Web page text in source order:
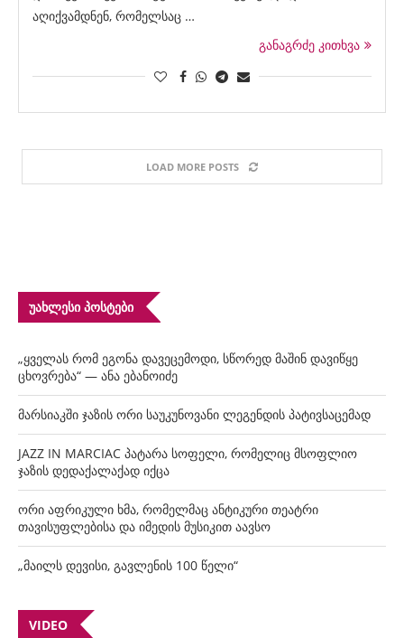
აღიქვამდნენ, რომელსაც …
განაგრძე კითხვა
LOAD MORE POSTS
ᲣᲐᲮᲚᲔᲡᲘ ᲞᲝᲡᲢᲔᲑᲘ
„ყველას რომ ეგონა დავეცემოდი, სწორედ მაშინ დავიწყე
ცხოვრება“ — ანა ებანოიძე
მარსიაკში ჯაზის ორი საუკუნოვანი ლეგენდის პატივსაცემად
JAZZ IN MARCIAC პატარა სოფელი, რომელიც მსოფლიო
ჯაზის დედაქალაქად იქცა
ორი აფრიკული ხმა, რომელმაც ანტიკური თეატრი
თავისუფლებისა და იმედის მუსიკით აავსო
„მაილს დევისი, გავლენის 100 წელი“
VIDEO